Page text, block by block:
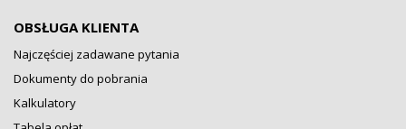
OBSŁUGA KLIENTA
Najczęściej zadawane pytania
Dokumenty do pobrania
Kalkulatory